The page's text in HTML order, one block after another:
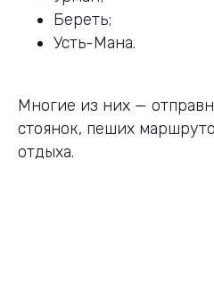
Береть;
Усть-Мана.
Многие из них —
стоянок, пеших
отдыха.